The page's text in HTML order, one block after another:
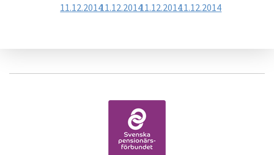
11.12.201411.12.201411.12.201411.12.2014